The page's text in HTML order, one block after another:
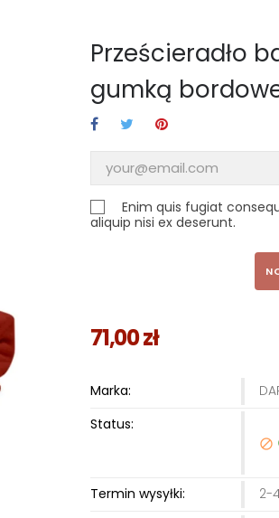
Prześcieradło
gumką
Enim quis fugiat
aliquip nisi ex deserunt.
71,00 zł
Marka:
Status:

Termin wysyłki:
2-